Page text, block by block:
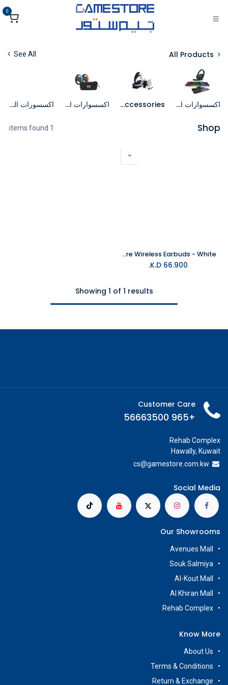
تخطي للذهاب إلى المحتوى
0
All Products
See All
اكسسوارات الكمبيوتر PS5 Accessories اكسسوارات السويتش اكسسورات الواقع الافتراضي
Shop
1 items found.
PlayStation Pulse Explore Wireless Earbuds - White
66.900
Showing 1 of 1 results
Customer Care
+965 56663500
Rehab Complex
Hawally, Kuwait
cs@gamestore.com.kw
Social Media
Our Showrooms
Avenues Mall
Souk Salmiya
Al-Kout Mall
Al Khiran Mall
Rehab Complex
Know More
About Us
Terms & Conditions
Return & Exchange